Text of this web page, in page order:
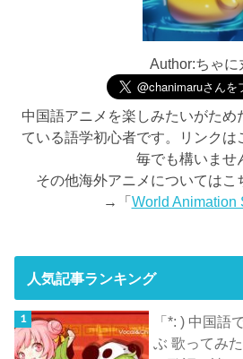
Author:ちゃに
中国語アニメを楽しみたいがため
ている語学初心者です。リンクは
毎でも構いませ
その他海外アニメについてはこ
→「World Animation
人気記事ランキング
「*: ) 中国語
ぶ 歌ってみ